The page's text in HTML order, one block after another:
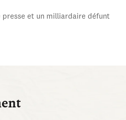
presse et un milliardaire défunt